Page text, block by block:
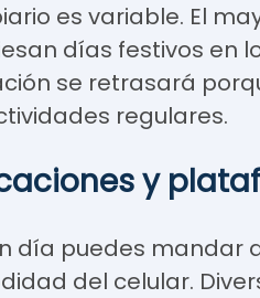
es variable. El
días festivos en
se retrasará
regulares.
y
día puedes mandar
del celular.